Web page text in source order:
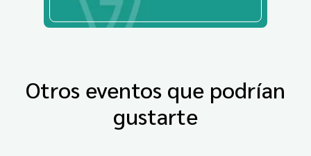
Otros eventos que podrían
gustarte